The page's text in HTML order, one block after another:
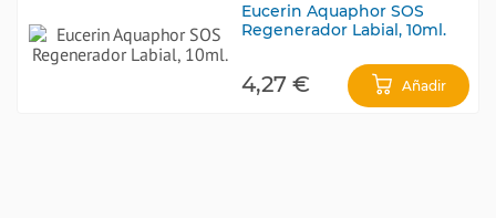
Eucerin Aquaphor SOS
Regenerador Labial, 10ml.
4,27 € Añadir